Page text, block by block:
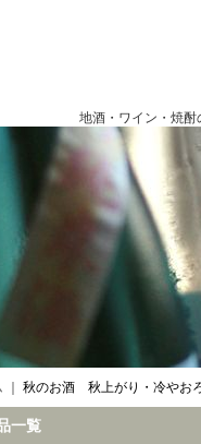
の専門店
秋のお酒 秋上がり・冷やお
一覧